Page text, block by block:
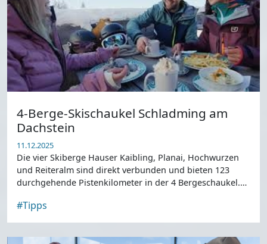
4-Berge-Skischaukel Schladming am
Dachstein
11.12.2025
Die vier Skiberge Hauser Kaibling, Planai, Hochwurzen
und Reiteralm sind direkt verbunden und bieten 123
durchgehende Pistenkilometer in der 4 Bergeschaukel.
#Tipps